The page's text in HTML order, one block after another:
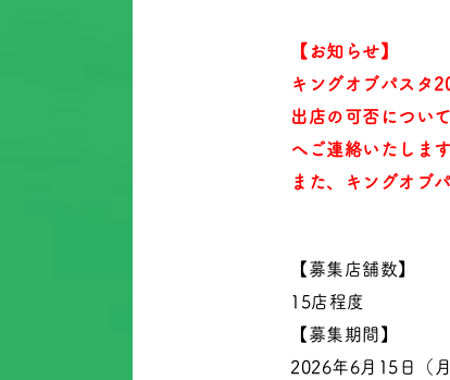
【お知らせ】
キングオブパスタ
出店の可否につい
へご連絡いたしま
また、キングオブ
【募集店舗数】
15店程度
【募集期間】
2026年6月15日（